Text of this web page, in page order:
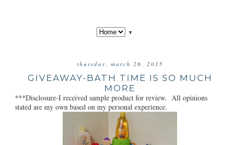
▼
thursday, march 26, 2015
GIVEAWAY-BATH TIME IS SO MUCH
MORE
***Disclosure-I received sample product for review. All opinions
stated are my own based on my personal experience.